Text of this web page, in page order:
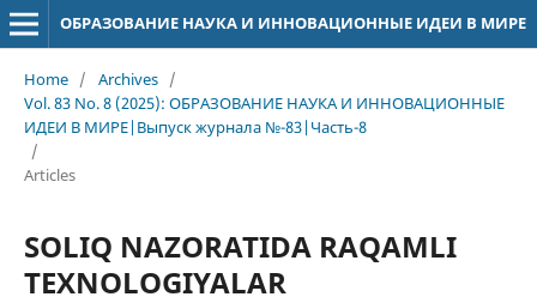
ОБРАЗОВАНИЕ НАУКА И ИННОВАЦИОННЫЕ ИДЕИ В МИРЕ
Home / Archives /
Vol. 83 No. 8 (2025): ОБРАЗОВАНИЕ НАУКА И ИННОВАЦИОННЫЕ
ИДЕИ В МИРЕ|Выпуск журнала №-83|Часть-8
/
Articles
SOLIQ NAZORATIDA RAQAMLI
TEXNOLOGIYALAR